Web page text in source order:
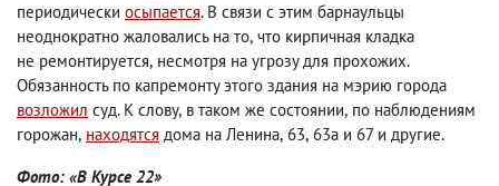
периодически осыпается. В связи с этим барнаульцы
неоднократно жаловались на то, что кирпичная кладка
не ремонтируется, несмотря на угрозу для прохожих.
Обязанность по капремонту этого здания на мэрию города
возложил суд. К слову, в таком же состоянии, по наблюдениям
горожан, находятся дома на Ленина, 63, 63а и 67 и другие.
Фото: «В Курсе 22»